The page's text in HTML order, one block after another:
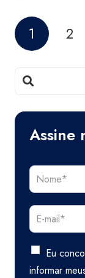
1 2
Assine
Eu
informar